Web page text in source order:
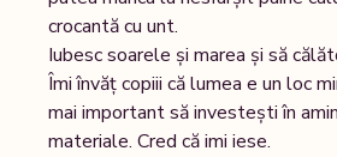
crocantă cu unt.
Iubesc soarele și marea și să
Îmi învăț copiii că lumea e un loc
mai important să investești în
materiale. Cred că imi iese.